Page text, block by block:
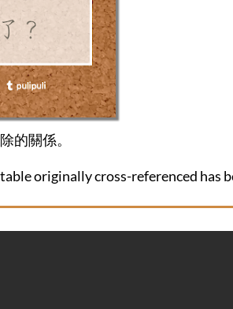
的關係。
originally cross-referenced has